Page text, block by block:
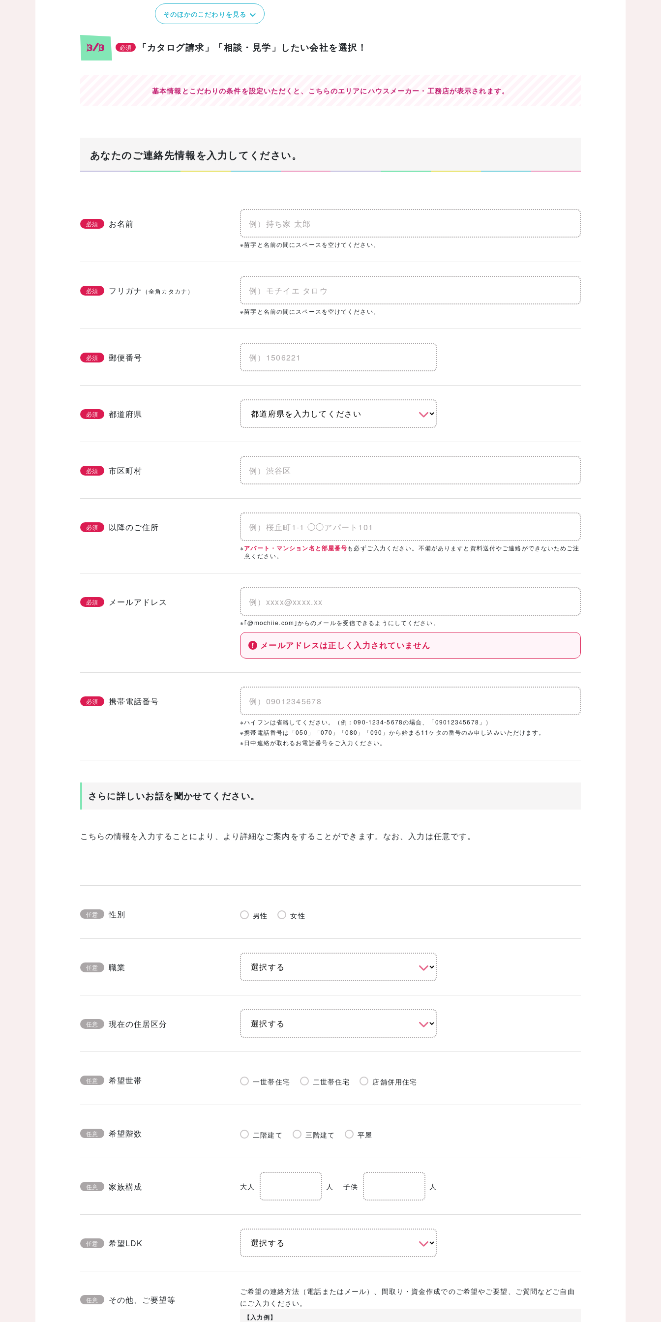
そのほかのこだわりを見る
3/3 必須 「カタログ請求」「相談・見学」したい会社を選択！
基本情報とこだわりの条件を設定いただくと、 こちらのエリアにハウスメーカー・工務店が表示されます。
あなたのご連絡先情報を入力してください。
必須 お名前
※苗字と名前の間にスペースを空けてください。
必須 フリガナ （全角カタカナ）
※苗字と名前の間にスペースを空けてください。
必須 郵便番号
必須 都道府県
必須 市区町村
必須 以降のご住所
※アパート・マンション名と部屋番号も必ずご入力ください。不備がありますと資料送付やご連絡ができないためご注
意ください。
必須 メールアドレス
※｢@mochiie.com｣からのメールを受信できるようにしてください。
メールアドレスは正しく入力されていません
必須 携帯電話番号
※ハイフンは省略してください。（例：090-1234-5678の場合、「09012345678」）
※携帯電話番号は「050」「070」「080」「090」から始まる11ケタの番号のみ申し込みいただけます。
※日中連絡が取れるお電話番号をご入力ください。
さらに詳しいお話を聞かせてください。
こちらの情報を入力することにより、より詳細なご案内をすることができます。なお、入力は任意です。
任意 性別 男性 女性
任意 職業
任意 現在の住居区分
任意 希望世帯 一世帯住宅 二世帯住宅 店舗併用住宅
任意 希望階数 二階建て 三階建て 平屋
任意 家族構成 大人 人 子供 人
任意 希望LDK
任意 その他、ご要望等
ご希望の連絡方法（電話またはメール）、間取り・資金作成でのご希望やご要望、ご質問などご自由
にご入力ください。
【入力例】